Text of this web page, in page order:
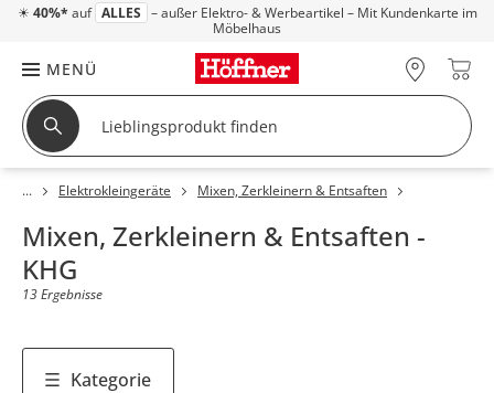
☀ 40%* auf ALLES – außer Elektro- & Werbeartikel – Mit Kundenkarte im
Möbelhaus
MENÜ
Elektrokleingeräte Mixen, Zerkleinern & Entsaften
Mixen, Zerkleinern & Entsaften -
KHG
13 Ergebnisse
Kategorie